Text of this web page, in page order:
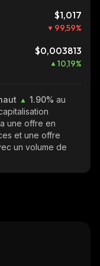
$1,017
99,59%
$0,003813
10,19%
1.90% au
a une offre en
et une offre
un volume de